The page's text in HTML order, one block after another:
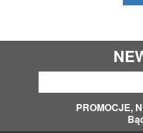
PROMOCJE,